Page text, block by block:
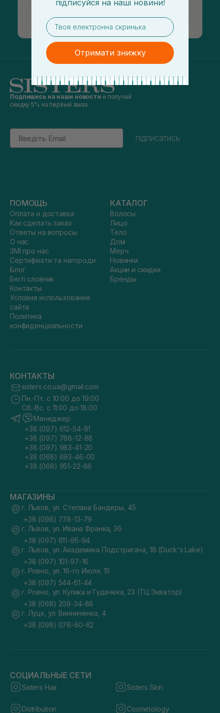
Подпишись на наши новости и получай
скидку 5% на первый заказ
Email
підписатись
ПОМОЩЬ
Оплата и доставка
Как сделать заказ
Ответы на вопросы
О нас
ЗМІ про нас
Сертифікати та нагороди
Блог
Бюті словник
Контакты
Условия использования
сайта
Политика
конфиденциальности
КАТАЛОГ
Волосы
Лицо
Тело
Дом
Мерч
Новинки
Акции и скидки
Бренды
КОНТАКТЫ
sisters.co.ua@gmail.com
Пн.-Пт. с 10:00 до 19:00
Сб.-Вс. с 11:00 до 18:00
Менеджер
+38 (097) 612-54-81
+38 (097) 788-12-88
+38 (097) 983-41-20
+38 (068) 693-46-00
+38 (068) 951-22-86
МАГАЗИНЫ
г. Львов, ул. Степана Бандеры, 45
+38 (098) 778-13-79
г. Львов, ул. Ивана Франка, 36
+38 (097) 611-95-94
г. Львов, ул. Академика Подстригача, 1В (Duck's Lake)
+38 (097) 101-97-16
г. Ровно, ул. 16-го Июля, 15
+38 (097) 544-61-44
г. Ровно, ул. Кулика и Гудачека, 23 (ТЦ Экватор)
+38 (068) 209-34-88
г. Луцк, ул. Винниченка, 4
+38 (098) 076-60-62
СОЦИАЛЬНЫЕ СЕТИ
Sisters Hair Sisters Skin
Distribution Cosmetology
підписуйся на наші новини!
email
Отримати знижку